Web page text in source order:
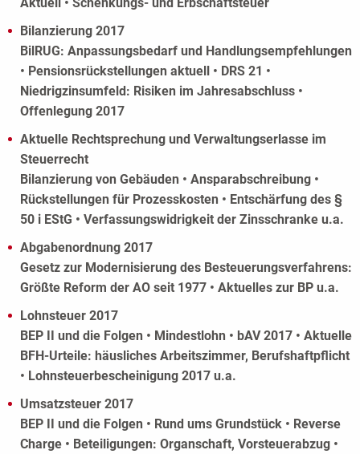
Bilanzierung 2017
BilRUG: Anpassungsbedarf und Handlungsempfehlungen
• Pensionsrückstellungen aktuell • DRS 21 •
Niedrigzinsumfeld: Risiken im Jahresabschluss •
Offenlegung 2017
Aktuelle Rechtsprechung und Verwaltungserlasse im
Steuerrecht
Bilanzierung von Gebäuden • Ansparabschreibung •
Rückstellungen für Prozesskosten • Entschärfung des §
50 i EStG • Verfassungswidrigkeit der Zinsschranke u.a.
Abgabenordnung 2017
Gesetz zur Modernisierung des Besteuerungsverfahrens:
Größte Reform der AO seit 1977 • Aktuelles zur BP u.a.
Lohnsteuer 2017
BEP II und die Folgen • Mindestlohn • bAV 2017 • Aktuelle
BFH-Urteile: häusliches Arbeitszimmer, Berufshaftpflicht
• Lohnsteuerbescheinigung 2017 u.a.
Umsatzsteuer 2017
BEP II und die Folgen • Rund ums Grundstück • Reverse
Charge • Beteiligungen: Organschaft, Vorsteuerabzug •